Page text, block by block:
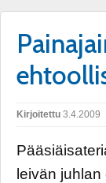
Kirjoitettu 3.4.2009
leivän